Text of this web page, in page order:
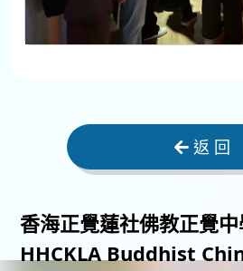
返 回
香海正覺蓮社佛教正覺
HHCKLA Buddhist